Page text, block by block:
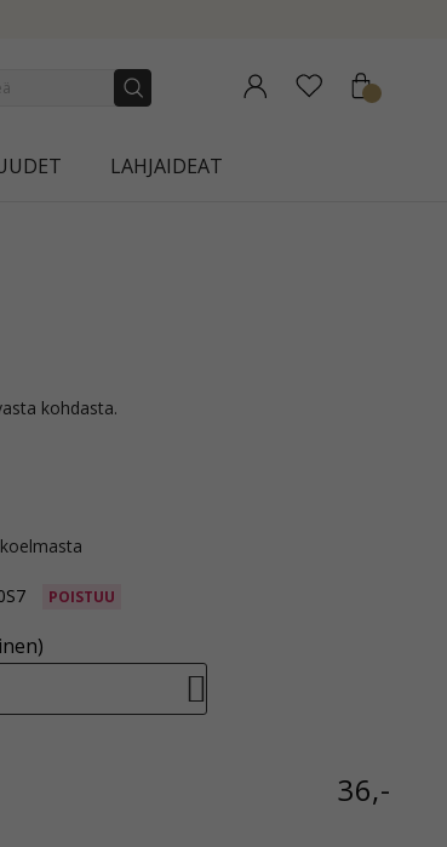
LAHJAIDEAT
kohdasta.
POISTUU
36,-